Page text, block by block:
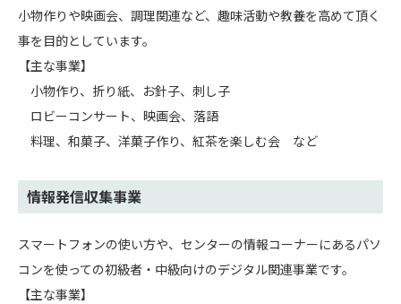
小物作りや映画会、調理関連など、趣味活動や教養を高めて頂く
事を目的としています。
【主な事業】
小物作り、折り紙、お針子、刺し子
ロビーコンサート、映画会、落語
料理、和菓子、洋菓子作り、紅茶を楽しむ会 など
情報発信収集事業
スマートフォンの使い方や、センターの情報コーナーにあるパソ
コンを使っての初級者・中級向けのデジタル関連事業です。
【主な事業】